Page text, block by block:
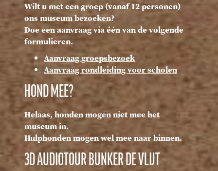
Wilt u met een groep (vanaf 12 personen)
ons museum bezoeken?
Doe een aanvraag via één van de volgende
formulieren.
Aanvraag groepsbezoek
Aanvraag rondleiding voor scholen
HOND MEE?
Helaas, honden mogen niet mee het
museum in.
Hulphonden mogen wel mee naar binnen.
3D AUDIOTOUR BUNKER DE VLIJT